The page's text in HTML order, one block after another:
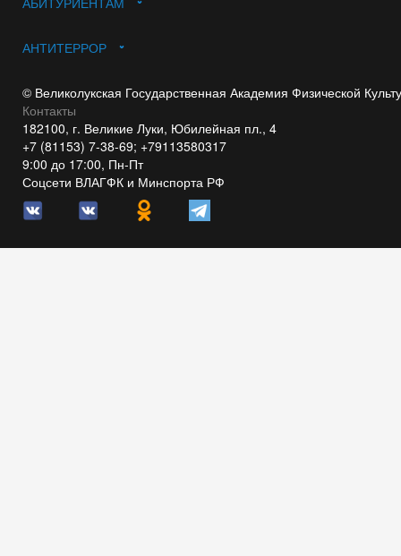
АНТИТЕРРОР
© Великолукская Государственная Академия Физической
Контакты
182100, г. Великие Луки, Юбилейная пл., 4
+7 (81153) 7-38-69; +79113580317
9:00 до 17:00, Пн-Пт
Соцсети ВЛАГФК и Минспорта РФ